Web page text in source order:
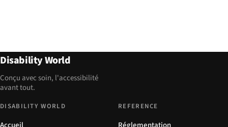
Disability World
Conçu avec soin, l'accessibilité
avant tout.
DISABILITY WORLD REFERENCE